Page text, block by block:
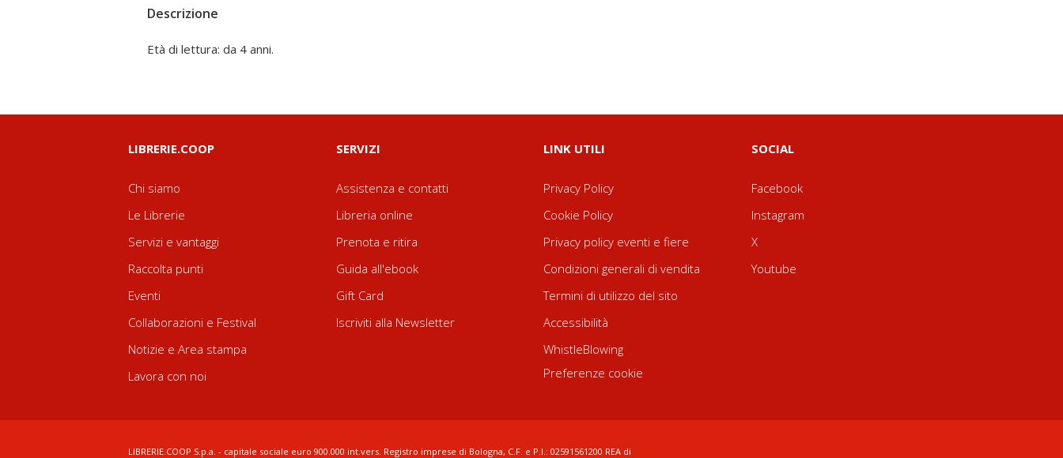
Descrizione
Età di lettura: da 4 anni.
LIBRERIE.COOP
Chi siamo
Le Librerie
Servizi e vantaggi
Raccolta punti
Eventi
Collaborazioni e Festival
Notizie e Area stampa
Lavora con noi
SERVIZI
Assistenza e contatti
Libreria online
Prenota e ritira
Guida all'ebook
Gift Card
Iscriviti alla Newsletter
LINK UTILI
Privacy Policy
Cookie Policy
Privacy policy eventi e fiere
Condizioni generali di vendita
Termini di utilizzo del sito
Accessibilità
WhistleBlowing
Preferenze cookie
SOCIAL
Facebook
Instagram
X
Youtube
LIBRERIE.COOP S.p.a. - capitale sociale euro 900.000 int.vers. Registro imprese di Bologna, C.F. e P.I.: 02591561200 REA di